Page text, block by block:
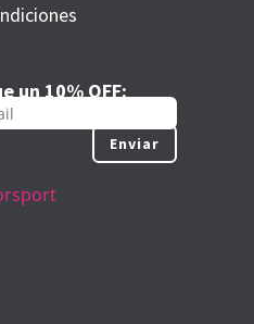
un 10% OFF:
Enviar